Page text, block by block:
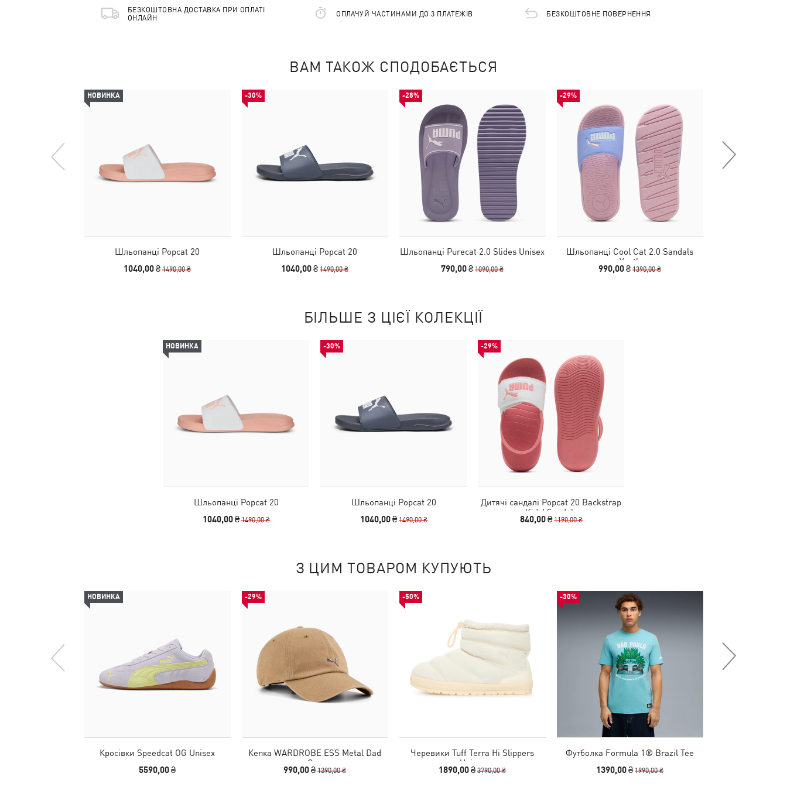
БЕЗКОШТОВНА ДОСТАВКА ПРИ ОПЛАТІ
ОНЛАЙН
ОПЛАЧУЙ ЧАСТИНАМИ ДО 3 ПЛАТЕЖІВ БЕЗКОШТОВНЕ ПОВЕРНЕННЯ
ВАМ ТАКОЖ СПОДОБАЄТЬСЯ
НОВИНКА
Шльопанці Popcat 20
1040,00 ₴1490,00 ₴
-30%
Шльопанці Popcat 20
1040,00 ₴1490,00 ₴
-28%
Шльопанці Purecat 2.0 Slides Unisex
790,00 ₴1090,00 ₴
-29%
Шльопанці Cool Cat 2.0 Sandals
Youth
990,00 ₴1390,00 ₴
БІЛЬШЕ З ЦІЄЇ КОЛЕКЦІЇ
НОВИНКА
Шльопанці Popcat 20
1040,00 ₴1490,00 ₴
-30%
Шльопанці Popcat 20
1040,00 ₴1490,00 ₴
-29%
Дитячі сандалі Popcat 20 Backstrap
Kids' Sandals
840,00 ₴1190,00 ₴
З ЦИМ ТОВАРОМ КУПУЮТЬ
НОВИНКА
Кросівки Speedcat OG Unisex
5590,00 ₴
-29%
Кепка WARDROBE ESS Metal Dad
Cap
990,00 ₴1390,00 ₴
-50%
Черевики Tuff Terra Hi Slippers
Unisex
1890,00 ₴3790,00 ₴
-30%
Футболка Formula 1® Brazil Tee
1390,00 ₴1990,00 ₴